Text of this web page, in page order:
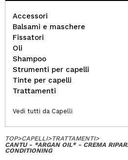
Accessori
Balsami e maschere
Fissatori
Oli
Shampoo
Strumenti per capelli
Tinte per capelli
Trattamenti
Vedi tutti da Capelli
TOP>CAPELLI>TRATTAMENTI>
CANTU - *ARGAN OIL* - CREMA
CONDITIONING